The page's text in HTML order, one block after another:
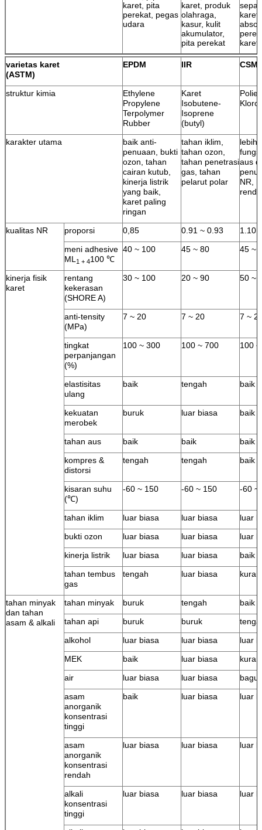
karet, pita
perekat, pegas
udara
karet, produk
olahraga,
kasur, kulit
akumulator,
pita perekat
karet
karet
varietas karet
(ASTM)
EPDM IIR CSM
struktur kimia
Ethylene
Propylene
Terpolymer
Rubber
Karet
Isobutene-
Isoprene
(butyl)
karakter utama
baik anti-
penuaan, bukti
ozon, tahan
cairan kutub,
kinerja listrik
yang baik,
karet paling
ringan
tahan iklim,
tahan ozon,
tahan penetrasi
gas, tahan
pelarut polar
lebih
aus
NR,
kualitas NR proporsi 0,85 0.91 ~ 0.93
1.10
meni adhesive
ML 1 + 4100 ℃
40 ~ 100 45 ~ 80 45 ~
kinerja fisik
karet
rentang
kekerasan
(SHORE A)
30 ~ 100 20 ~ 90 50 ~
anti-tensity
(MPa)
7 ~ 20 7 ~ 20 7 ~
tingkat
perpanjangan
(%)
100 ~ 300 100 ~ 700 100
elastisitas
ulang
baik tengah baik
kekuatan
merobek
buruk luar biasa baik
tahan aus baik baik
baik
kompres &
distorsi
tengah tengah baik
kisaran suhu
(℃)
-60 ~ 150 -60 ~ 150 -60 ~
tahan iklim luar biasa luar biasa
luar
bukti ozon
luar biasa luar biasa
luar
kinerja listrik
luar biasa luar biasa
baik
tahan tembus
gas
tengah luar biasa
tahan minyak
dan tahan
asam & alkali
tahan minyak buruk tengah
baik
tahan api
buruk buruk
alkohol
luar biasa luar biasa
luar
MEK
baik luar biasa
air
luar biasa luar biasa
asam
anorganik
konsentrasi
tinggi
baik luar biasa luar
asam
anorganik
konsentrasi
rendah
luar biasa luar biasa luar
alkali
konsentrasi
tinggi
luar biasa luar biasa luar